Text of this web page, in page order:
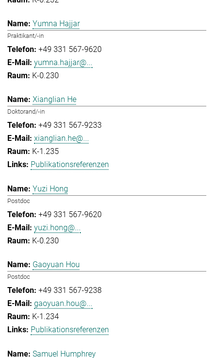
Yumna Hajjar
Praktikant/-in
+49 331 567-9620
yumna.hajjar@...
K-0.230
Xianglian He
Doktorand/-in
+49 331 567-9233
xianglian.he@...
K-1.235
Publikationsreferenzen
Yuzi Hong
Postdoc
+49 331 567-9620
yuzi.hong@...
K-0.230
Gaoyuan Hou
Postdoc
+49 331 567-9238
gaoyuan.hou@...
K-1.234
Publikationsreferenzen
Samuel Humphrey